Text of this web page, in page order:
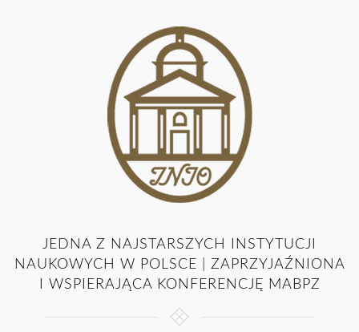
JEDNA Z NAJSTARSZYCH INSTYTUCJI
NAUKOWYCH W POLSCE | ZAPRZYJAŹNIONA
I WSPIERAJĄCA KONFERENCJĘ MABPZ